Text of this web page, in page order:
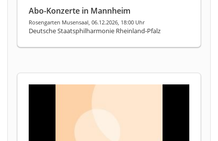
Abo-Konzerte in Mannheim
Rosengarten Musensaal, 06.12.2026, 18:00 Uhr
Deutsche Staatsphilharmonie Rheinland-Pfalz